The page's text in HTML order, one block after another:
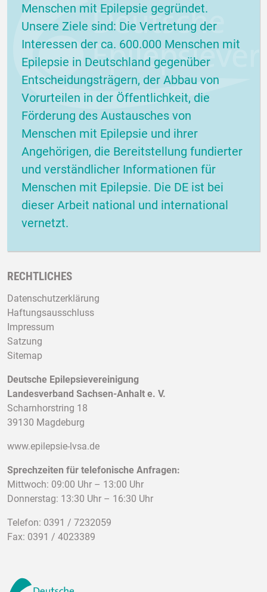
Menschen mit Epilepsie gegründet.
Unsere Ziele sind: Die Vertretung der
Interessen der ca. 600.000 Menschen mit
Epilepsie in Deutschland gegenüber
Entscheidungsträgern, der Abbau von
Vorurteilen in der Öffentlichkeit, die
Förderung des Austausches von
Menschen mit Epilepsie und ihrer
Angehörigen, die Bereitstellung fundierter
und verständlicher Informationen für
Menschen mit Epilepsie. Die DE ist bei
dieser Arbeit national und international
vernetzt.
RECHTLICHES
Datenschutzerklärung
Haftungsausschluss
Impressum
Satzung
Sitemap
Deutsche Epilepsievereinigung
Landesverband Sachsen-Anhalt e. V.
Scharnhorstring 18
39130 Magdeburg
www.epilepsie-lvsa.de
Sprechzeiten für telefonische Anfragen:
Mittwoch: 09:00 Uhr – 13:00 Uhr
Donnerstag: 13:30 Uhr – 16:30 Uhr
Telefon: 0391 / 7232059
Fax: 0391 / 4023389